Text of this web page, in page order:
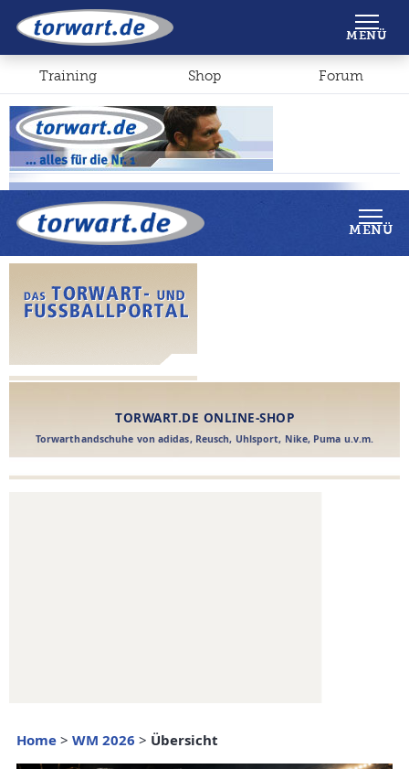
Shop Forum
MENÜ
Home > WM 2026 > Übersicht